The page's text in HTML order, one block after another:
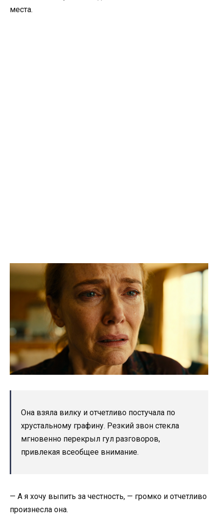
места.
Она взяла вилку и отчетливо постучала по
хрустальному графину. Резкий звон стекла
мгновенно перекрыл гул разговоров,
привлекая всеобщее внимание.
— А я хочу выпить за честность, — громко и отчетливо
произнесла она.